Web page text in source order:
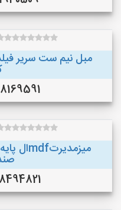
مبل نیم ست سریر
09018169591
09128494821